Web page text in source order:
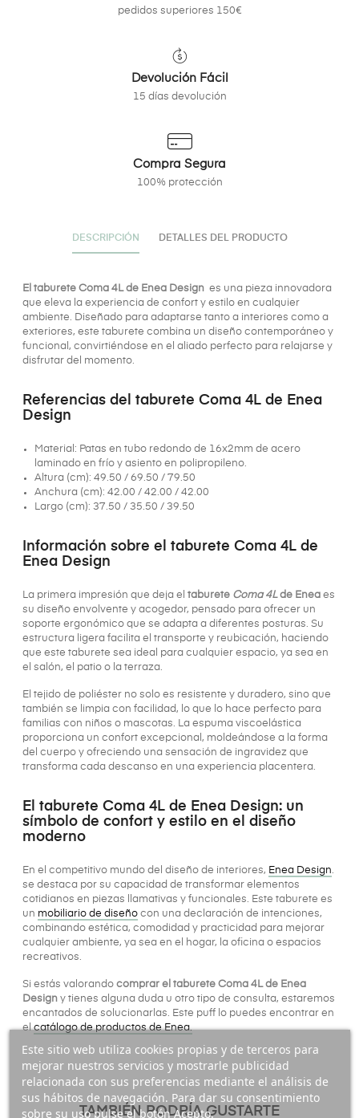
pedidos superiores 150€
Devolución Fácil
15 días devolución
Compra Segura
100% protección
DESCRIPCIÓN DETALLES DEL PRODUCTO
El taburete Coma 4L de Enea Design es una pieza innovadora
que eleva la experiencia de confort y estilo en cualquier
ambiente. Diseñado para adaptarse tanto a interiores como a
exteriores, este taburete combina un diseño contemporáneo y
funcional, convirtiéndose en el aliado perfecto para relajarse y
disfrutar del momento.
Referencias del taburete Coma 4L de Enea
Design
Material: Patas en tubo redondo de 16x2mm de acero
laminado en frío y asiento en polipropileno.
Altura (cm): 49.50 / 69.50 / 79.50
Anchura (cm): 42.00 / 42.00 / 42.00
Largo (cm): 37.50 / 35.50 / 39.50
Información sobre el taburete Coma 4L de
Enea Design
La primera impresión que deja el taburete Coma 4Lde Enea es
su diseño envolvente y acogedor, pensado para ofrecer un
soporte ergonómico que se adapta a diferentes posturas. Su
estructura ligera facilita el transporte y reubicación, haciendo
que este taburete sea ideal para cualquier espacio, ya sea en
el salón, el patio o la terraza.
El tejido de poliéster no solo es resistente y duradero, sino que
también se limpia con facilidad, lo que lo hace perfecto para
familias con niños o mascotas. La espuma viscoelástica
proporciona un confort excepcional, moldeándose a la forma
del cuerpo y ofreciendo una sensación de ingravidez que
transforma cada descanso en una experiencia placentera.
El taburete Coma 4L de Enea Design: un
símbolo de confort y estilo en el diseño
moderno
En el competitivo mundo del diseño de interiores, Enea Design.
se destaca por su capacidad de transformar elementos
cotidianos en piezas llamativas y funcionales. Este taburete es
un mobiliario de diseño con una declaración de intenciones,
combinando estética, comodidad y practicidad para mejorar
cualquier ambiente, ya sea en el hogar, la oficina o espacios
recreativos.
Si estás valorando comprar el taburete Coma 4L de Enea
Design y tienes alguna duda u otro tipo de consulta, estaremos
encantados de solucionarlas. Este puff lo puedes encontrar en
elcatálogo de productos de Enea.
TAMBIÉN PODRÍA GUSTARTE
Este sitio web utiliza cookies propias y de terceros para
mejorar nuestros servicios y mostrarle publicidad
relacionada con sus preferencias mediante el análisis de
sus hábitos de navegación. Para dar su consentimiento
sobre su uso pulse el botón Acepto.